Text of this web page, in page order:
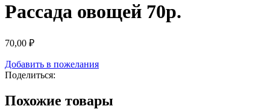
Рассада овощей 70р.
70,00 ₽
Добавить в пожелания
Поделиться:
Похожие товары